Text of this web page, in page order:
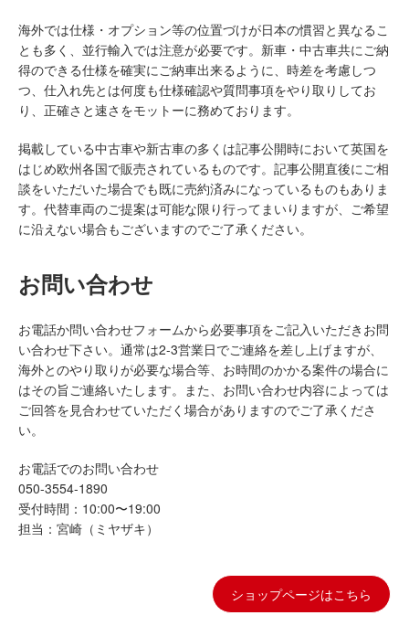
海外では仕様・オプション等の位置づけが日本の慣習と異なるこ
とも多く、並行輸入では注意が必要です。新車・中古車共にご納
得のできる仕様を確実にご納車出来るように、時差を考慮しつ
つ、仕入れ先とは何度も仕様確認や質問事項をやり取りしてお
り、正確さと速さをモットーに務めております。
掲載している中古車や新古車の多くは記事公開時において英国を
はじめ欧州各国で販売されているものです。記事公開直後にご相
談をいただいた場合でも既に売約済みになっているものもありま
す。代替車両のご提案は可能な限り行ってまいりますが、ご希望
に沿えない場合もございますのでご了承ください。
お問い合わせ
お電話か問い合わせフォームから必要事項をご記入いただきお問
い合わせ下さい。通常は2-3営業日でご連絡を差し上げますが、
海外とのやり取りが必要な場合等、お時間のかかる案件の場合に
はその旨ご連絡いたします。また、お問い合わせ内容によっては
ご回答を見合わせていただく場合がありますのでご了承くださ
い。
お電話でのお問い合わせ
050-3554-1890
受付時間：10:00〜19:00
担当：宮崎（ミヤザキ）
ショップページはこちら